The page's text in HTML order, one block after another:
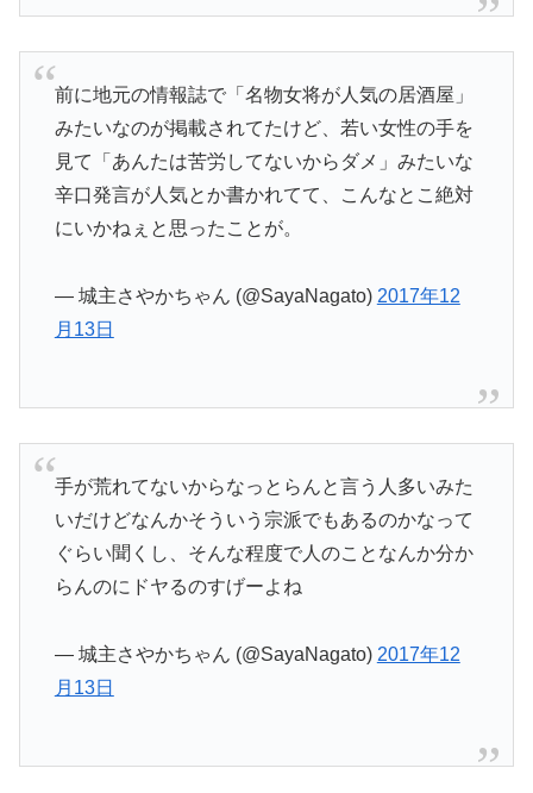
前に地元の情報誌で「名物女将が人気の居酒屋」
みたいなのが掲載されてたけど、若い女性の手を
見て「あんたは苦労してないからダメ」みたいな
辛口発言が人気とか書かれてて、こんなとこ絶対
にいかねぇと思ったことが。
— 城主さやかちゃん (@SayaNagato) 2017年12
月13日
手が荒れてないからなっとらんと言う人多いみた
いだけどなんかそういう宗派でもあるのかなって
ぐらい聞くし、そんな程度で人のことなんか分か
らんのにドヤるのすげーよね
— 城主さやかちゃん (@SayaNagato) 2017年12
月13日